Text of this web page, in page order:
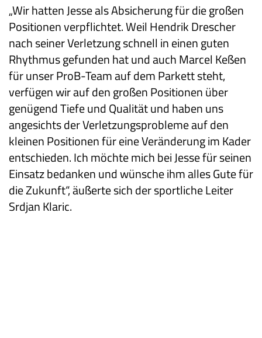
„Wir hatten Jesse als Absicherung für die großen
Positionen verpflichtet. Weil Hendrik Drescher
nach seiner Verletzung schnell in einen guten
Rhythmus gefunden hat und auch Marcel Keßen
für unser ProB-Team auf dem Parkett steht,
verfügen wir auf den großen Positionen über
genügend Tiefe und Qualität und haben uns
angesichts der Verletzungsprobleme auf den
kleinen Positionen für eine Veränderung im Kader
entschieden. Ich möchte mich bei Jesse für seinen
Einsatz bedanken und wünsche ihm alles Gute für
die Zukunft“, äußerte sich der sportliche Leiter
Srdjan Klaric.